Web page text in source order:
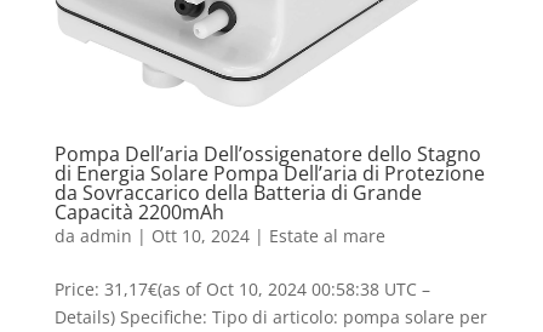
Pompa Dell’aria Dell’ossigenatore dello Stagno
di Energia Solare Pompa Dell’aria di Protezione
da Sovraccarico della Batteria di Grande
Capacità 2200mAh
da admin | Ott 10, 2024| Estate al mare
Price: 31,17€(as of Oct 10, 2024 00:58:38 UTC –
Details) Specifiche: Tipo di articolo: pompa solare per